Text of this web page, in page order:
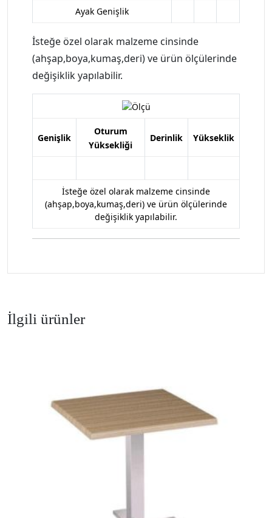
Ayak Genişlik
İsteğe özel olarak malzeme cinsinde
(ahşap,boya,kumaş,deri) ve ürün ölçülerinde
değişiklik yapılabilir.
Genişlik
Oturum
Yüksekliği
Derinlik Yükseklik
İsteğe özel olarak malzeme cinsinde
(ahşap,boya,kumaş,deri) ve ürün ölçülerinde
değişiklik yapılabilir.
İlgili ürünler